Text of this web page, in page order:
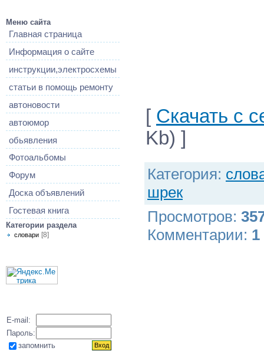
Меню сайта
Главная страница
Информация о сайте
инструкции,электросхемы
статьи в помощь ремонту
автоновости
автоюмор
обьявления
Фотоальбомы
Форум
Доска объявлений
Гостевая книга
Категории раздела
словари [8]
E-mail:
Пароль:
запомнить
[ Скачать с
Kb) ]
Категория:
шрек
Просмотров:
Комментарии: 1